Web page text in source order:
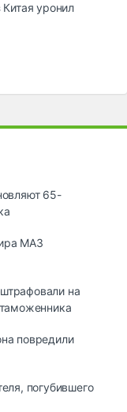
Китая уронил
65-
МАЗ
на
повредили
погубившего